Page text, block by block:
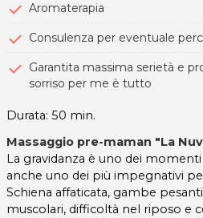
Aromaterapia
Consulenza per eventuale
Garantita massima serietà e
sorriso per me è tutto
Durata: 50 min.
Massaggio pre-maman "La
La gravidanza è uno dei
anche uno dei più impegnativi
Schiena affaticata, gambe
muscolari, difficoltà nel riposo e